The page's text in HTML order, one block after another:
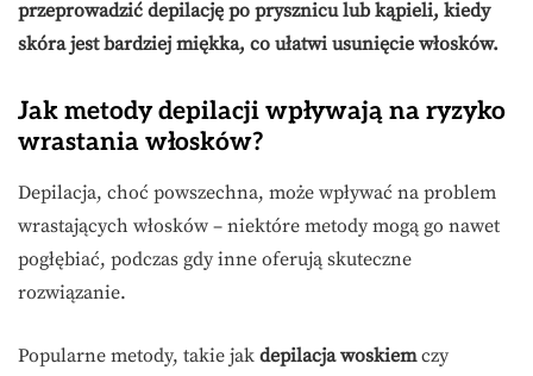
przeprowadzić depilację po prysznicu lub kąpieli, kiedy
skóra jest bardziej miękka, co ułatwi usunięcie włosków.
Jak metody depilacji wpływają na ryzyko
wrastania włosków?
Depilacja, choć powszechna, może wpływać na problem
wrastających włosków – niektóre metody mogą go nawet
pogłębiać, podczas gdy inne oferują skuteczne
rozwiązanie.
Popularne metody, takie jak depilacja woskiemczy